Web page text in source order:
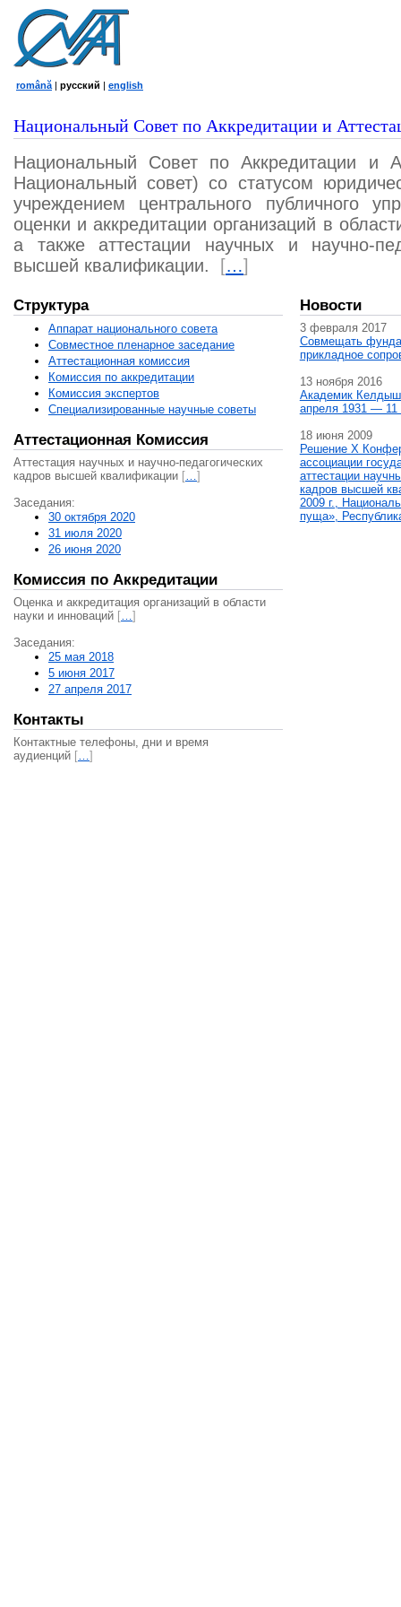
română | русский | english
Национальный Совет по Аккредитации и
Национальный Совет по Аккредитации и
Национальный совет) со статусом
учреждением центрального публичного
оценки и аккредитации организаций в
а также аттестации научных и научно-
высшей квалификации.
[…]
Структура
Аппарат национального совета
Совместное пленарное заседание
Аттестационная комисcия
Комиссия по аккредитации
Комиссия экспертов
Специализированные научные советы
Аттестационная Комиссия
Аттестация научных и научно-педагогических
кадров высшей квалификации […]
Заседания:
30 октября 2020
31 июля 2020
26 июня 2020
Комиссия по Аккредитации
Оценка и аккредитация организаций в области
науки и инноваций […]
Заседания:
25 мая 2018
5 июня 2017
27 апреля 2017
Контакты
Контактные телефоны, дни и время
аудиенций […]
Новости
3 февраля 2017
Совмещать
прикладное
13 ноября 2016
Академик
апреля 1931 — 11
18 июня 2009
Решение X
ассоциации
аттестации
кадров высшей
2009 г.,
пуща»,